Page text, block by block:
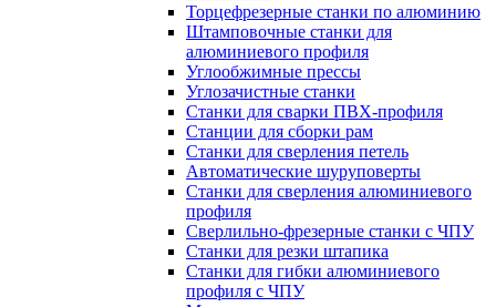
Торцефрезерные станки по алюминию
Штамповочные станки для
алюминиевого профиля
Углообжимные прессы
Углозачистные станки
Станки для сварки ПВХ-профиля
Станции для сборки рам
Станки для сверления петель
Автоматические шуруповерты
Станки для сверления алюминиевого
профиля
Сверлильно-фрезерные станки с ЧПУ
Станки для резки штапика
Станки для гибки алюминиевого
профиля с ЧПУ